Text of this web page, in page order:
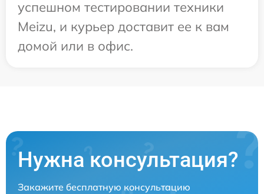
успешном тестировании техники
Meizu, и курьер доставит ее к вам
домой или в офис.
Нужна консультация?
Закажите бесплатную консультацию